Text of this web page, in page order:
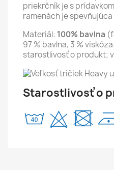
priekrčník je s
ramenách je spevňujúca
Materiál: 100% bavlna
97 % bavlna, 3 %
starostlivosť o produkt;
Starostlivosť o